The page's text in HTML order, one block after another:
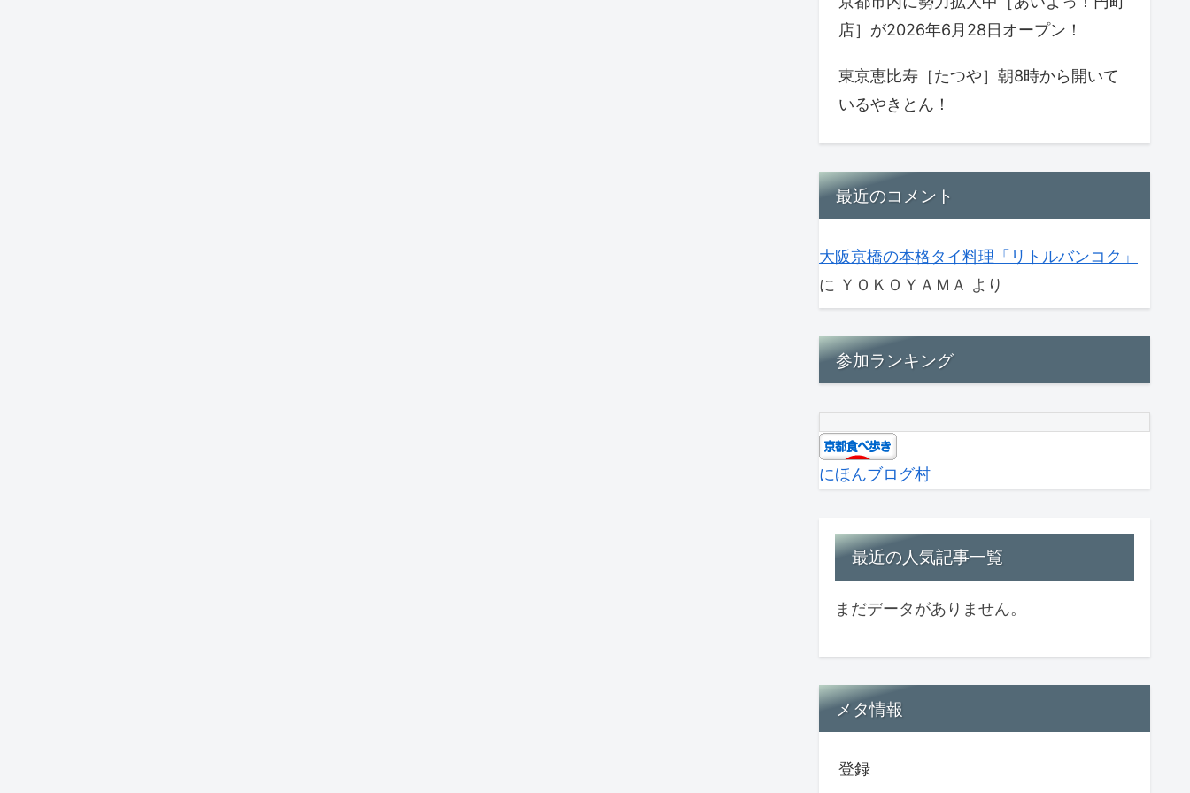
店］が2026年6月28日オープン！
東京恵比寿［たつや］朝8時から開いて
いるやきとん！
最近のコメント
大阪京橋の本格タイ料理「リトルバンコク」
に ＹＯＫＯＹＡＭＡ より
参加ランキング
にほんブログ村
最近の人気記事一覧
まだデータがありません。
メタ情報
登録